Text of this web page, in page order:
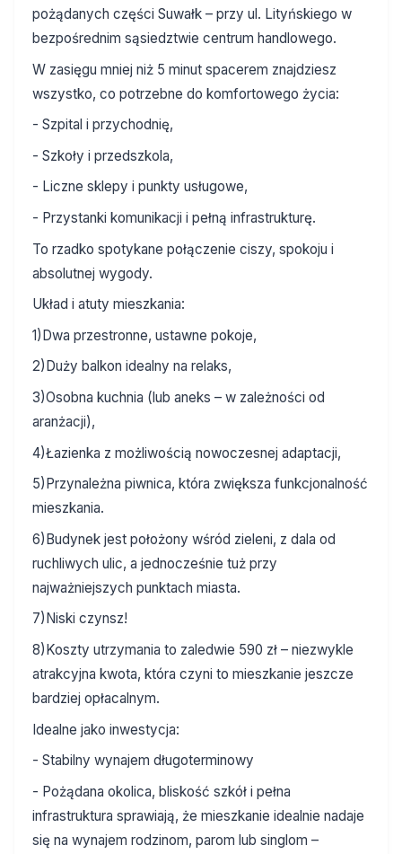
pożądanych części Suwałk – przy ul. Lityńskiego w
bezpośrednim sąsiedztwie centrum handlowego.
W zasięgu mniej niż 5 minut spacerem znajdziesz
wszystko, co potrzebne do komfortowego życia:
- Szpital i przychodnię,
- Szkoły i przedszkola,
- Liczne sklepy i punkty usługowe,
- Przystanki komunikacji i pełną infrastrukturę.
To rzadko spotykane połączenie ciszy, spokoju i
absolutnej wygody.
Układ i atuty mieszkania:
1)Dwa przestronne, ustawne pokoje,
2)Duży balkon idealny na relaks,
3)Osobna kuchnia (lub aneks – w zależności od
aranżacji),
4)Łazienka z możliwością nowoczesnej adaptacji,
5)Przynależna piwnica, która zwiększa funkcjonalność
mieszkania.
6)Budynek jest położony wśród zieleni, z dala od
ruchliwych ulic, a jednocześnie tuż przy
najważniejszych punktach miasta.
7)Niski czynsz!
8)Koszty utrzymania to zaledwie 590 zł – niezwykle
atrakcyjna kwota, która czyni to mieszkanie jeszcze
bardziej opłacalnym.
Idealne jako inwestycja:
- Stabilny wynajem długoterminowy
- Pożądana okolica, bliskość szkół i pełna
infrastruktura sprawiają, że mieszkanie idealnie nadaje
się na wynajem rodzinom, parom lub singlom –